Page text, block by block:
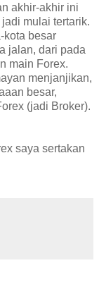
akhir-akhir ini
mulai tertarik.
kota besar
jalan, dari pada
main Forex.
menjanjikan,
besar,
(jadi Broker).
saya sertakan